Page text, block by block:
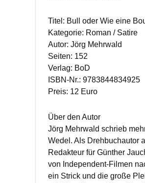
Titel: Bull oder Wie eine
Kategorie: Roman / Satire
Autor: Jörg Mehrwald
Seiten: 152
Verlag: BoD
ISBN-Nr.: 9783844834925
Preis: 12 Euro
Über den Autor
Jörg Mehrwald schrieb
Wedel. Als Drehbuchautor
Redakteur für Günther
von Independent-Filmen
ein Strick und die große